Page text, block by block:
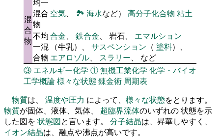
混
合
物
均一
混合
物
空気、 🏞 海水など） 高分子化合物 粘土
不均
一混
合物
合金、 鉄合金、 岩石、 エマルション
（牛乳）、 サスペンション （ 塗料）、
エアロゾル、 スラリー、 など
③ エネルギー化学 ①無機工業化学 化学・バイオ
工学概論様々な状態錬金術 周期表
物質は、 温度や圧力 によって、 様々な状態をとります。
物質が固体、液体、気体、 超臨界流体のいずれの 状態を示
した図を 状態図と言います。 分子結晶は、昇華しやすく、
イオン結晶は、融点や沸点が高いです。